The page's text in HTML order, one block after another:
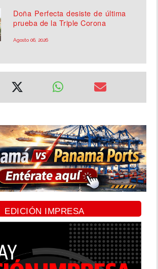
Doña Perfecta desiste de última
prueba de la Triple Corona
Agosto 06, 2026
EDICIÓN IMPRESA